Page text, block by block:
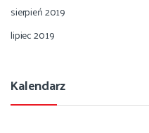
sierpień 2019
lipiec 2019
Kalendarz